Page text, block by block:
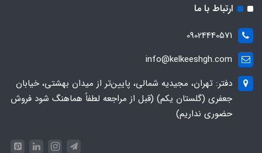
ارتباط با ما
09024440571
info@kelkeeshgh.com
دفتر: تهران، مجیدیه شمالی، پایین‌تر از میدان بهشتی، خیابان
جعفری (گلستان یکم) (قبل از مراجعه لطفاً هماهنگ شود فروش
حضوری نداریم)